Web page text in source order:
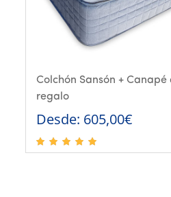
Colchón Sansón + Canapé
regalo
Desde: 605,00€